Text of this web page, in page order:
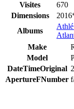
Visites
670
Dimensions
Albums
Make
Model
DateTimeOriginal
ApertureFNumber